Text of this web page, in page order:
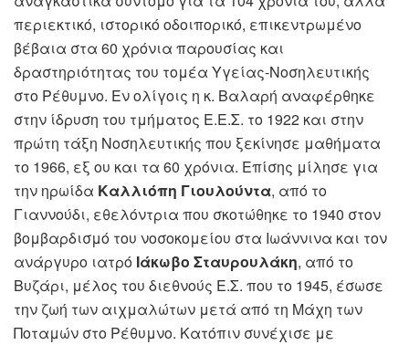
περιεκτικό, ιστορικό οδοιπορικό, επικεντρωμένο
βέβαια στα 60 χρόνια παρουσίας και
δραστηριότητας του τομέα Υγείας-Νοσηλευτικής
στο Ρέθυμνο. Εν ολίγοις η κ. Βαλαρή αναφέρθηκε
στην ίδρυση του τμήματος Ε.Ε.Σ. το 1922 και στην
πρώτη τάξη Νοσηλευτικής που ξεκίνησε μαθήματα
το 1966, εξ ου και τα 60 χρόνια. Επίσης μίλησε για
την ηρωίδα Καλλιόπη Γιουλούντα, από το
Γιαννούδι, εθελόντρια που σκοτώθηκε το 1940 στον
βομβαρδισμό του νοσοκομείου στα Ιωάννινα και τον
ανάργυρο ιατρό Ιάκωβο Σταυρουλάκη, από το
Βυζάρι, μέλος του διεθνούς Ε.Σ. που το 1945, έσωσε
την ζωή των αιχμαλώτων μετά από τη Μάχη των
Ποταμών στο Ρέθυμνο. Κατόπιν συνέχισε με